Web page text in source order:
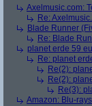
Axelmusic.com:
Re:
Blade Runner
Re: Blade
planet erde 59
Re: planet
Re(2):
Re(2):
Re(3):
Amazon: Blu-